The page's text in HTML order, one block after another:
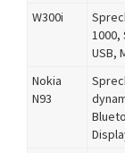
W300i
1000,
USB,
Nokia
N93